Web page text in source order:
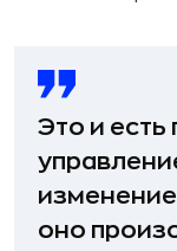
Это и есть
изменение
оно